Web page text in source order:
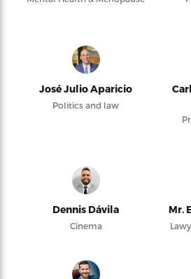
José Julio Aparicio
Politics and law
Dennis Dávila
Cinema
Mr.